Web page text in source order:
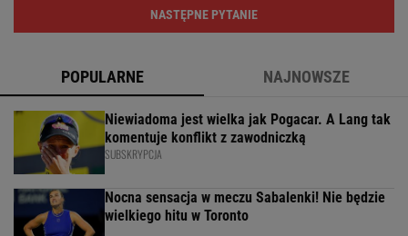
NASTĘPNE PYTANIE
POPULARNE NAJNOWSZE
Niewiadoma jest wielka jak Pogacar. A Lang tak
komentuje konflikt z zawodniczką
SUBSKRYPCJA
Nocna sensacja w meczu Sabalenki! Nie będzie
wielkiego hitu w Toronto